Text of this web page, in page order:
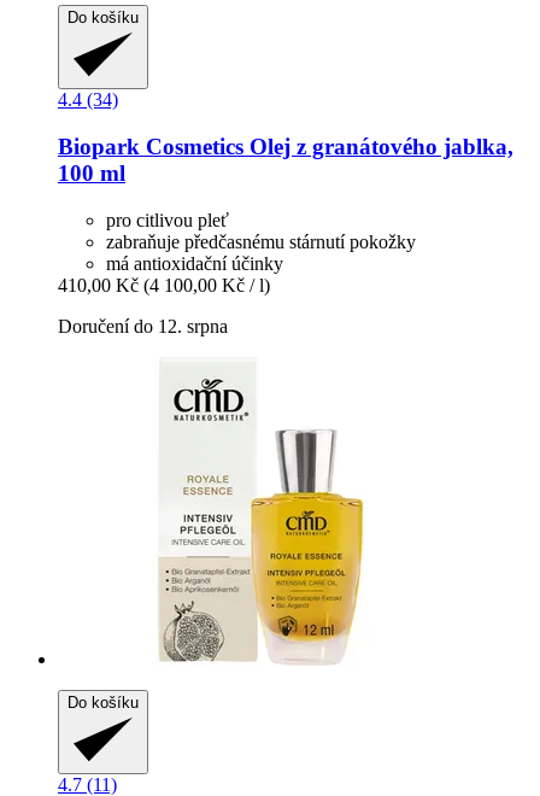
Do košíku
4.4 (34)
Biopark Cosmetics Olej z granátového jablka,
100 ml
pro citlivou pleť
zabraňuje předčasnému stárnutí pokožky
má antioxidační účinky
410,00 Kč (4 100,00 Kč / l)
Doručení do 12. srpna
Do košíku
4.7 (11)